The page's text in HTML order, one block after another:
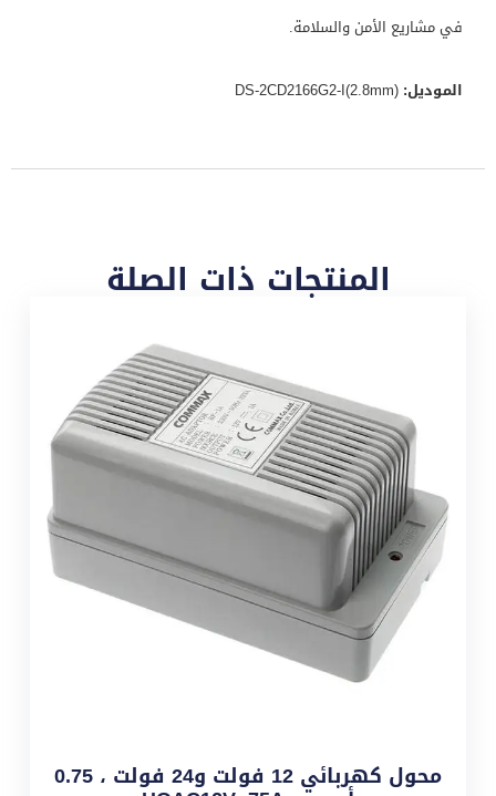
في مشاريع الأمن والسلامة.
الموديل:
المنتجات ذات الصلة
محول كهربائي 12 فولت و24 فولت ، 0.75